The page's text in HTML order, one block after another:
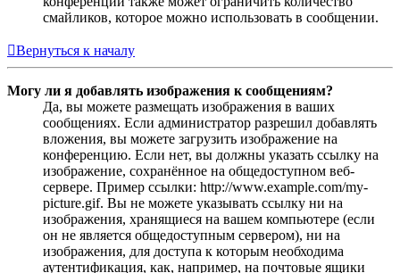
смайликов, которое можно использовать в сообщении.
Вернуться к началу
Могу ли я добавлять изображения к сообщениям?
Да, вы можете размещать изображения в ваших
сообщениях. Если администратор разрешил добавлять
вложения, вы можете загрузить изображение на
конференцию. Если нет, вы должны указать ссылку на
изображение, сохранённое на общедоступном веб-
сервере. Пример ссылки: http://www.example.com/my-
picture.gif. Вы не можете указывать ссылку ни на
изображения, хранящиеся на вашем компьютере (если
он не является общедоступным сервером), ни на
изображения, для доступа к которым необходима
аутентификация, как, например, на почтовые ящики